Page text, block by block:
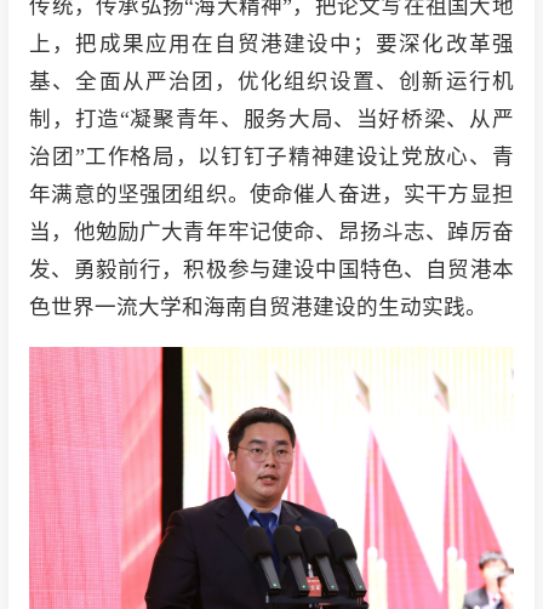
传统，传承弘扬“海大精神”，把论文写在祖国大地
上，把成果应用在自贸港建设中；要深化改革强
基、全面从严治团，优化组织设置、创新运行机
制，打造“凝聚青年、服务大局、当好桥梁、从严
治团”工作格局，以钉钉子精神建设让党放心、青
年满意的坚强团组织。使命催人奋进，实干方显担
当，他勉励广大青年牢记使命、昂扬斗志、踔厉奋
发、勇毅前行，积极参与建设中国特色、自贸港本
色世界一流大学和海南自贸港建设的生动实践。